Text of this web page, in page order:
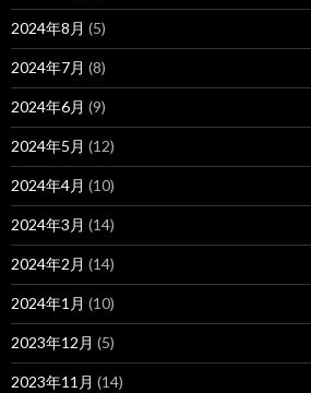
2024年8月 (5)
2024年7月 (8)
2024年6月 (9)
2024年5月 (12)
2024年4月 (10)
2024年3月 (14)
2024年2月 (14)
2024年1月 (10)
2023年12月 (5)
2023年11月 (14)